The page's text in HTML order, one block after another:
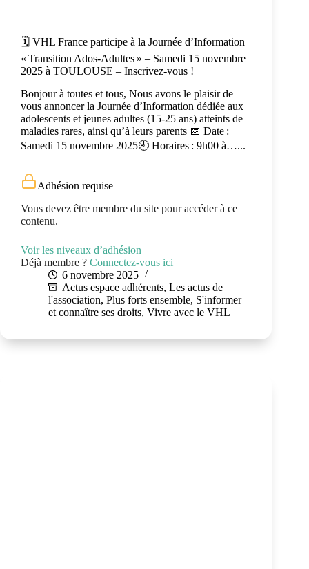
🗓️ VHL France participe à la Journée d’Information
« Transition Ados‑Adultes » – Samedi 15 novembre
2025 à TOULOUSE – Inscrivez-vous !
Bonjour à toutes et tous, Nous avons le plaisir de
vous annoncer la Journée d’Information dédiée aux
adolescents et jeunes adultes (15‑25 ans) atteints de
maladies rares, ainsi qu’à leurs parents 📅 Date :
Samedi 15 novembre 2025🕘 Horaires : 9h00 à…...
Adhésion requise
Vous devez être membre du site pour accéder à ce
contenu.
Voir les niveaux d’adhésion
Déjà membre ? Connectez-vous ici
6 novembre 2025
Actus espace adhérents, Les actus de
l'association, Plus forts ensemble, S'informer
et connaître ses droits, Vivre avec le VHL